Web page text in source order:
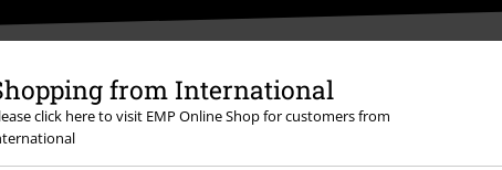
from International
click here to visit EMP Online Shop for customers from